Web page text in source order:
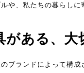
や、私たちの暮らし
がある、大
ブランドによって構